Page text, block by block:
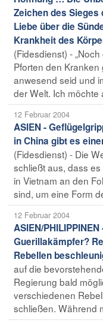
Zeichen des Sieges
Liebe über die
Krankheit des
(Fidesdienst) -
Pforten den
anwesend seid und
der Welt. Ich möchte
12 Februar 2004
ASIEN -
in China gibt es
(Fidesdienst) - Die
schließt aus, dass
in Vietnam an den
sind, um eine Form
12 Februar 2004
ASIEN/
Guerillakämpfer?
Rebellen
auf die
Regierung bald
verschiedenen
schließen. Während